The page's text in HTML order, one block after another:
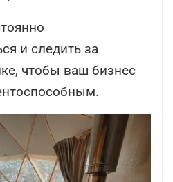
и следить за
чтобы ваш бизнес